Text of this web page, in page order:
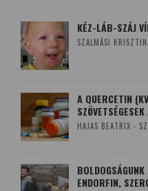
KÉZ-LÁB-SZÁJ
SZALMÁSI
A QUERCETIN
HAJAS BEATRIX -
ENDORFIN,